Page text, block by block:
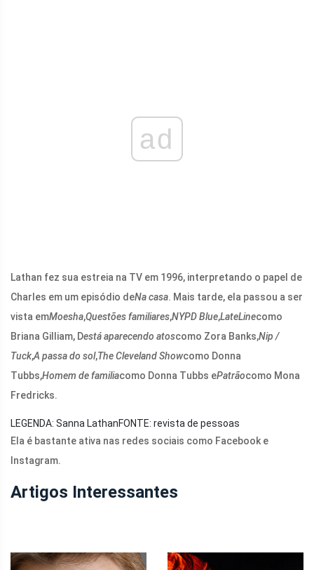
ad
Lathan fez sua estreia na TV em 1996, interpretando o papel de
Charles em um episódio deNa casa. Mais tarde, ela passou a ser
vista emMoesha,Questões familiares,NYPD Blue,LateLinecomo
Briana Gilliam, Destá aparecendo atoscomo Zora Banks,Nip /
Tuck,A passa do sol,The Cleveland Showcomo Donna
Tubbs,Homem de familiacomo Donna Tubbs ePatrãocomo Mona
Fredricks.
LEGENDA: Sanna LathanFONTE: revista de pessoas
Ela é bastante ativa nas redes sociais como Facebook e
Instagram.
Artigos Interessantes